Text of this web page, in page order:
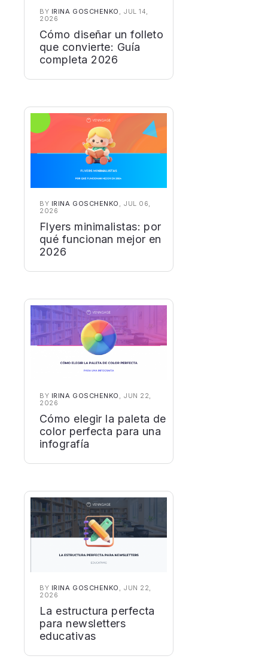
BY IRINA GOSCHENKO , JUL 14,
2026
Cómo diseñar un folleto
que convierte: Guía
completa 2026
BY IRINA GOSCHENKO , JUL 06,
2026
Flyers minimalistas: por
qué funcionan mejor en
2026
BY IRINA GOSCHENKO , JUN 22,
2026
Cómo elegir la paleta de
color perfecta para una
infografía
BY IRINA GOSCHENKO , JUN 22,
2026
La estructura perfecta
para newsletters
educativas